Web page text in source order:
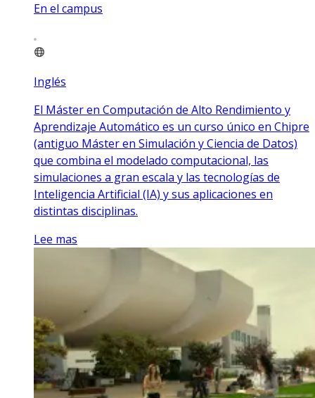
En el campus
Inglés
El Máster en Computación de Alto Rendimiento y
Aprendizaje Automático es un curso único en Chipre
(antiguo Máster en Simulación y Ciencia de Datos)
que combina el modelado computacional, las
simulaciones a gran escala y las tecnologías de
Inteligencia Artificial (IA) y sus aplicaciones en
distintas disciplinas.
Lee mas